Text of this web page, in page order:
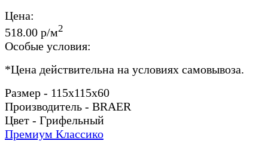
Цена:
518.00 р/м2
Особые условия:
*Цена действительна на условиях самовывоза.
Размер - 115x115x60
Производитель - BRAER
Цвет - Грифельный
Премиум Классико